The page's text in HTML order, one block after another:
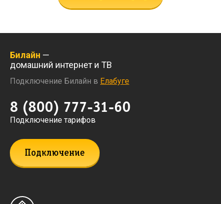
Билайн —
домашний интернет и ТВ
Подключение Билайн в Елабуге
8 (800) 777-31-60
Подключение тарифов
Подключение